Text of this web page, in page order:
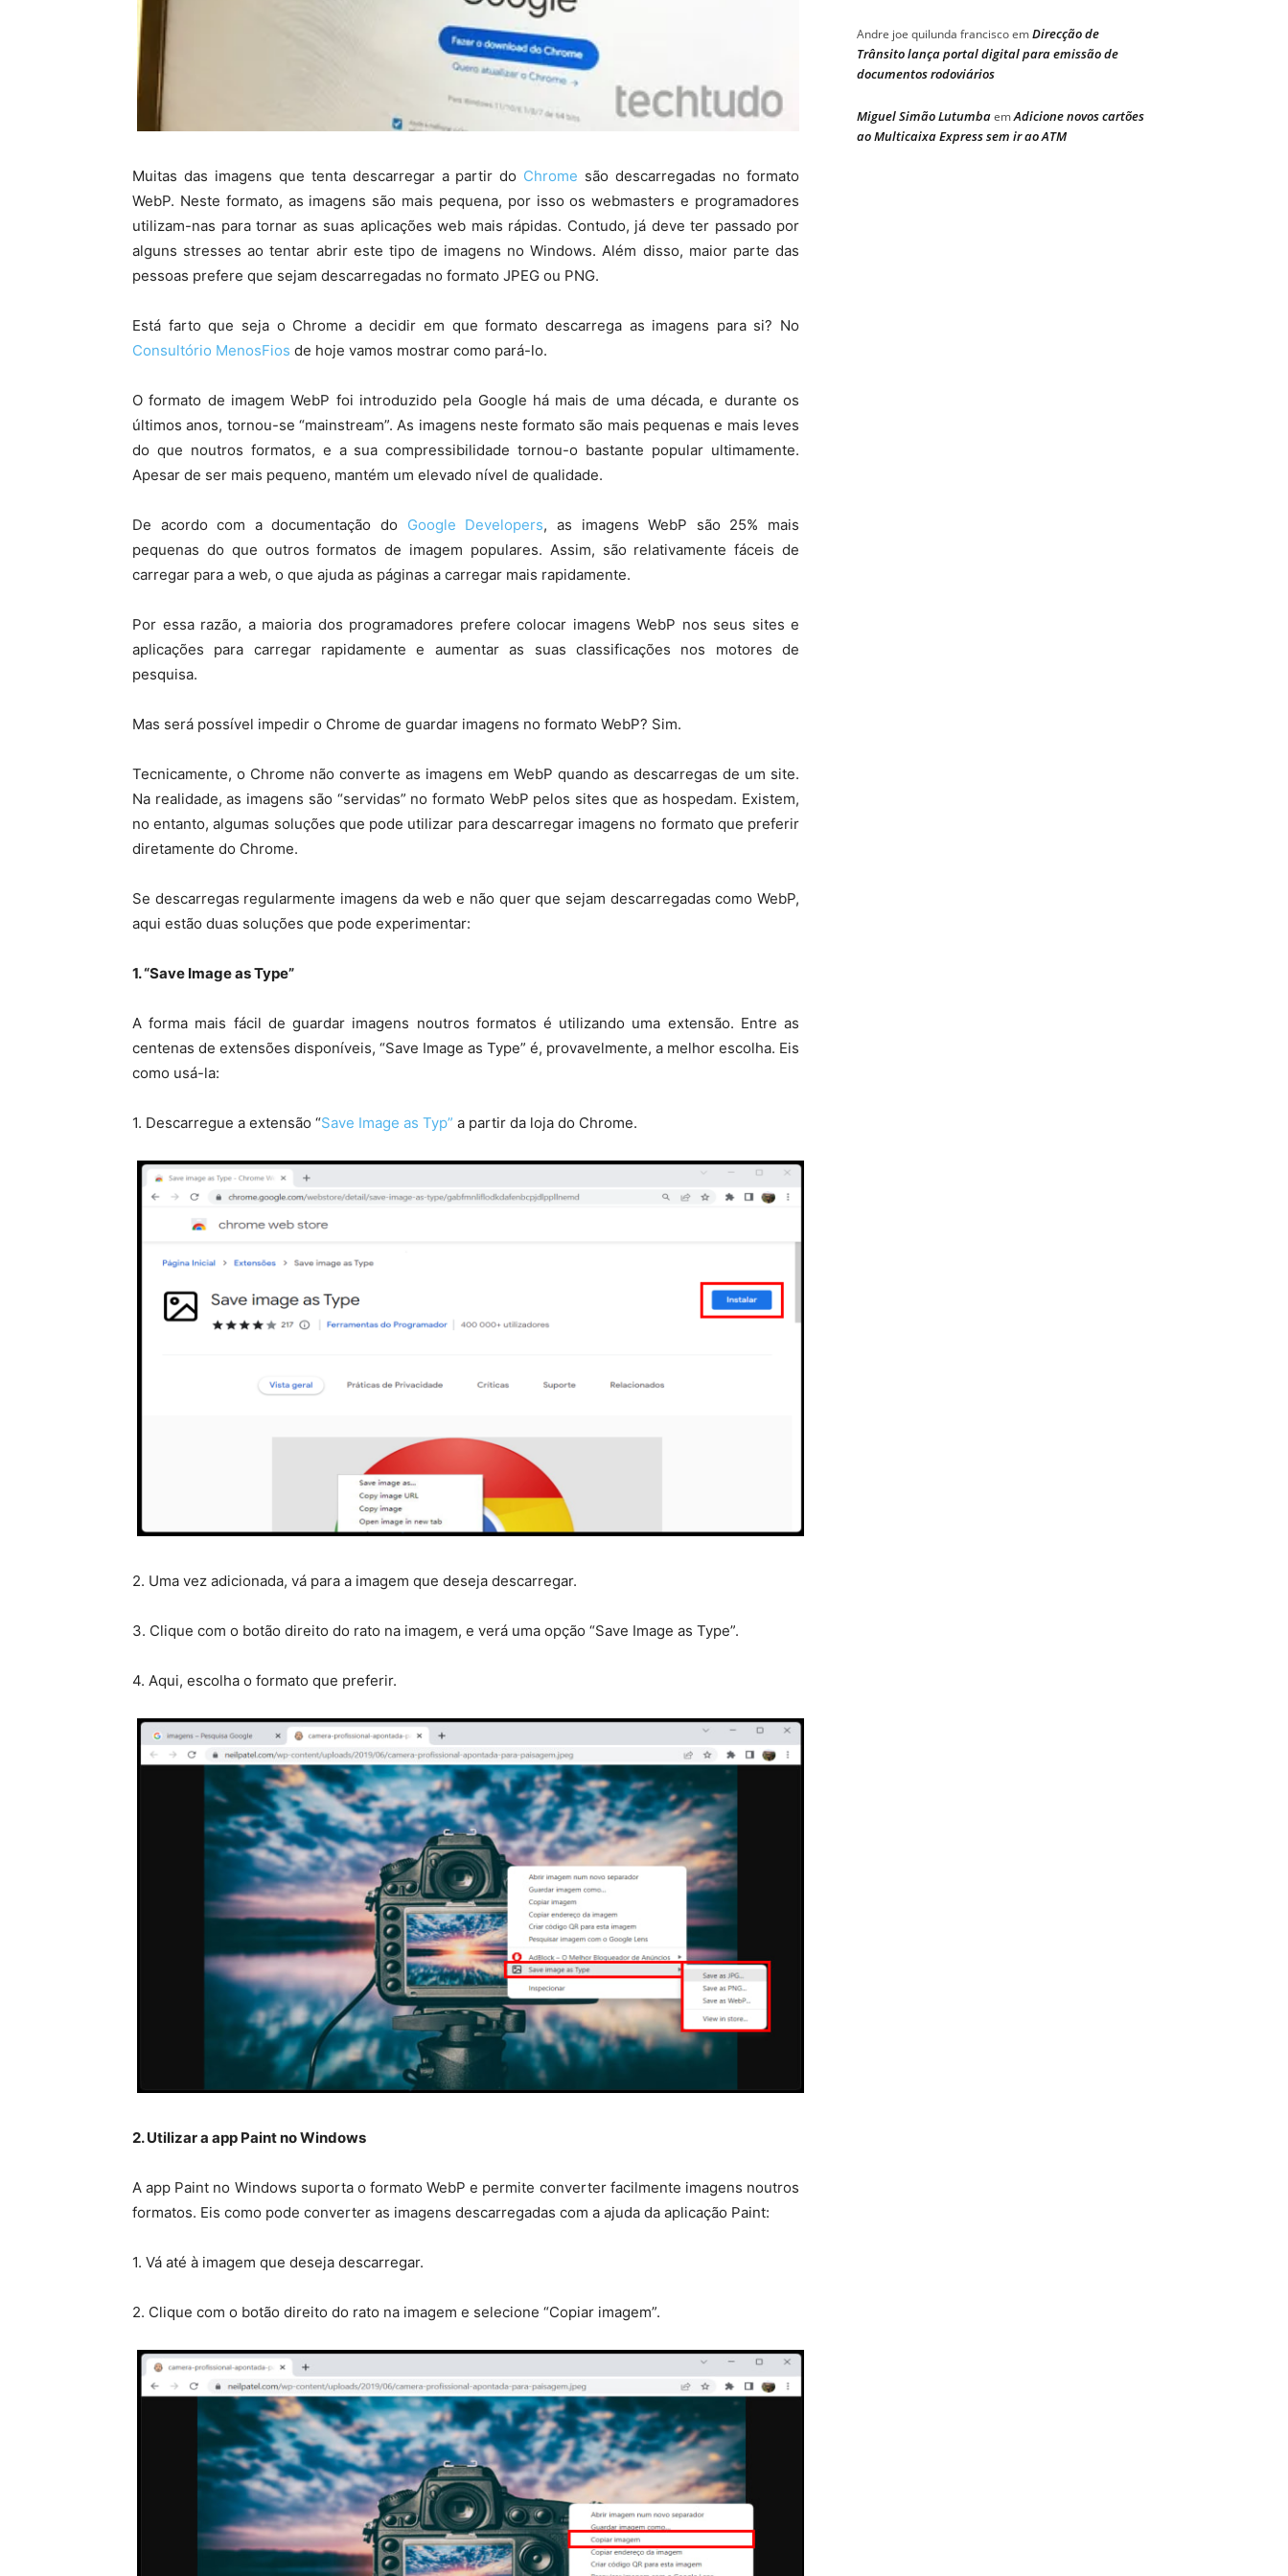
Muitas das imagens que tenta descarregar a partir do Chrome são descarregadas no formato
WebP. Neste formato, as imagens são mais pequena, por isso os webmasters e programadores
utilizam-nas para tornar as suas aplicações web mais rápidas. Contudo, já deve ter passado por
alguns stresses ao tentar abrir este tipo de imagens no Windows. Além disso, maior parte das
pessoas prefere que sejam descarregadas no formato JPEG ou PNG.
Está farto que seja o Chrome a decidir em que formato descarrega as imagens para si? No
Consultório MenosFios de hoje vamos mostrar como pará-lo.
O formato de imagem WebP foi introduzido pela Google há mais de uma década, e durante os
últimos anos, tornou-se “mainstream”. As imagens neste formato são mais pequenas e mais leves
do que noutros formatos, e a sua compressibilidade tornou-o bastante popular ultimamente.
Apesar de ser mais pequeno, mantém um elevado nível de qualidade.
De acordo com a documentação do Google Developers, as imagens WebP são 25% mais
pequenas do que outros formatos de imagem populares. Assim, são relativamente fáceis de
carregar para a web, o que ajuda as páginas a carregar mais rapidamente.
Por essa razão, a maioria dos programadores prefere colocar imagens WebP nos seus sites e
aplicações para carregar rapidamente e aumentar as suas classificações nos motores de
pesquisa.
Mas será possível impedir o Chrome de guardar imagens no formato WebP? Sim.
Tecnicamente, o Chrome não converte as imagens em WebP quando as descarregas de um site.
Na realidade, as imagens são “servidas” no formato WebP pelos sites que as hospedam. Existem,
no entanto, algumas soluções que pode utilizar para descarregar imagens no formato que preferir
diretamente do Chrome.
Se descarregas regularmente imagens da web e não quer que sejam descarregadas como WebP,
aqui estão duas soluções que pode experimentar:
1. “Save Image as Type”
A forma mais fácil de guardar imagens noutros formatos é utilizando uma extensão. Entre as
centenas de extensões disponíveis, “Save Image as Type” é, provavelmente, a melhor escolha. Eis
como usá-la:
1. Descarregue a extensão “Save Image as Typ” a partir da loja do Chrome.
2. Uma vez adicionada, vá para a imagem que deseja descarregar.
3. Clique com o botão direito do rato na imagem, e verá uma opção “Save Image as Type”.
4. Aqui, escolha o formato que preferir.
2. Utilizar a app Paint no Windows
A app Paint no Windows suporta o formato WebP e permite converter facilmente imagens noutros
formatos. Eis como pode converter as imagens descarregadas com a ajuda da aplicação Paint:
1. Vá até à imagem que deseja descarregar.
2. Clique com o botão direito do rato na imagem e selecione “Copiar imagem”.
Andre joe quilunda franciscoemDirecção de
Trânsito lança portal digital para emissão de
documentos rodoviários
Miguel Simão LutumbaemAdicione novos cartões
ao Multicaixa Express sem ir ao ATM